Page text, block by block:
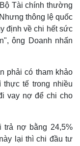
khoán
Tài chính thường
thông lệ quốc
định về chi hết sức
ông Doanh nhấn
phải có tham khảo
tế trong nhiều
vay nợ để chi cho
trả nợ bằng 24,5%
lại thì chi đầu tư